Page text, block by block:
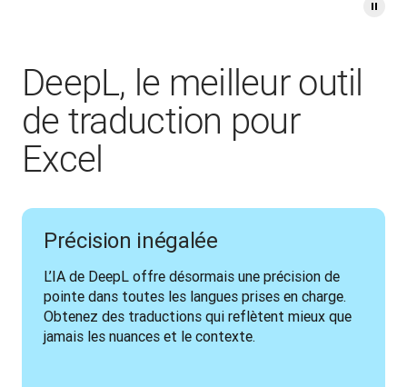
DeepL, le meilleur outil
de traduction pour
Excel
Précision inégalée
L’IA de DeepL offre désormais une précision de
pointe dans toutes les langues prises en charge.
Obtenez des traductions qui reflètent mieux que
jamais les nuances et le contexte.